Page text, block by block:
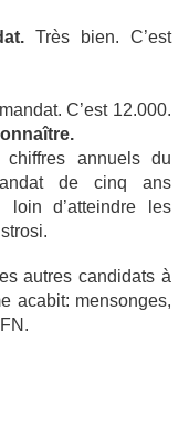
Très bien. C’est
C’est 12.000.
chiffres annuels du
de cinq ans
d’atteindre les
autres candidats à
acabit: mensonges,